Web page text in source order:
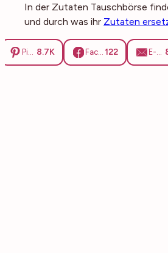
In der Zutaten Tauschbörse
und durch was ihr Zutaten
8.7K 122